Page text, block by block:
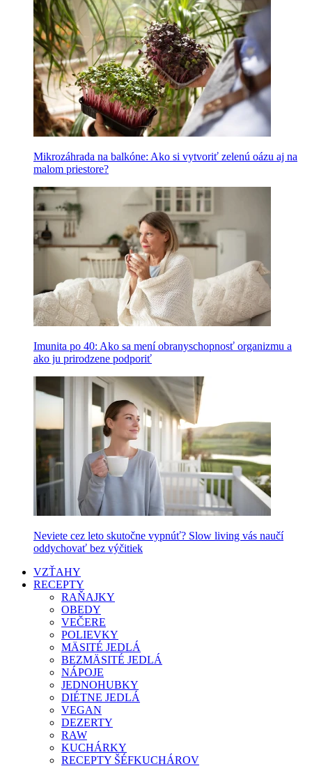
Mikrozáhrada na balkóne: Ako si vytvoriť zelenú oázu aj na
malom priestore?
Imunita po 40: Ako sa mení obranyschopnosť organizmu a
ako ju prirodzene podporiť
Neviete cez leto skutočne vypnúť? Slow living vás naučí
oddychovať bez výčitiek
VZŤAHY
RECEPTY
RAŇAJKY
OBEDY
VEČERE
POLIEVKY
MÄSITÉ JEDLÁ
BEZMÄSITÉ JEDLÁ
NÁPOJE
JEDNOHUBKY
DIÉTNE JEDLÁ
VEGAN
DEZERTY
RAW
KUCHÁRKY
RECEPTY ŠÉFKUCHÁROV